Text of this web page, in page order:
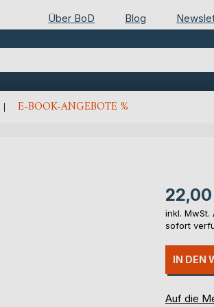
Über BoD Blog
E-BOOK-ANGEBOTE %
inkl. MwSt.
sofort
IN DEN
Auf die